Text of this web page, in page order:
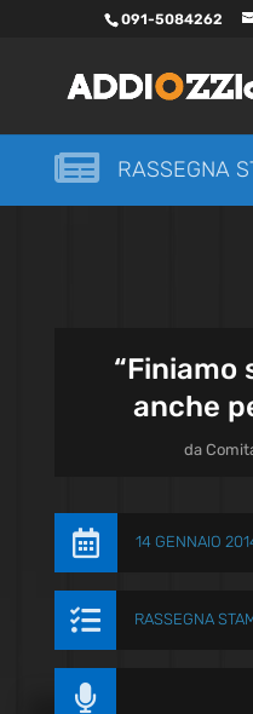
091-5084262
 RASSEGNA
“Finiamo
anche
da
 14 GENNAIO
 RASSEGNA
